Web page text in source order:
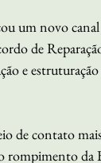
um novo
de
e
de contato
rompimento